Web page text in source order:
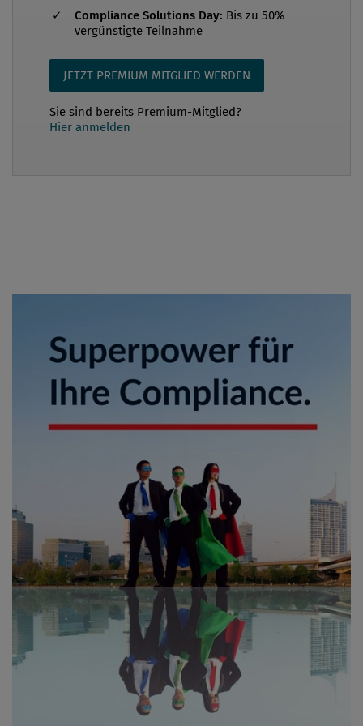
und insgesamt für tiefgreifende Veränderungen des
konkrete Auswirkungen jetzt noch immer nicht für
alle Betr...
Compliance Solutions Day: Bis zu 50%
vergünstigte Teilnahme
JETZT PREMIUM MITGLIED WERDEN
Sie sind bereits Premium-Mitglied?
Hier anmelden